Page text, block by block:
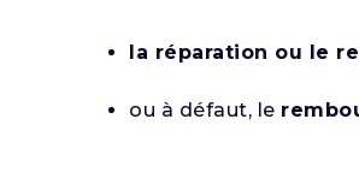
la réparation ou le
ou à défaut, le